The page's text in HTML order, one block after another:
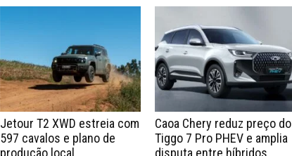
Jetour T2 XWD estreia com
597 cavalos e plano de
produção local
Caoa Chery reduz preço do
Tiggo 7 Pro PHEV e amplia
disputa entre híbridos